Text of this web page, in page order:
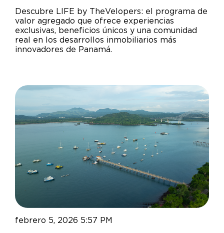
Descubre LIFE by TheVelopers: el programa de
valor agregado que ofrece experiencias
exclusivas, beneficios únicos y una comunidad
real en los desarrollos inmobiliarios más
innovadores de Panamá.
febrero 5, 2026 5:57 PM